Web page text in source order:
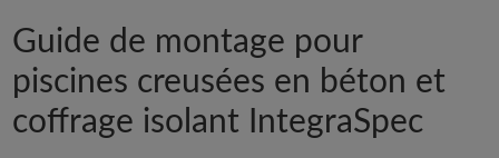
Guide de montage pour
piscines creusées en béton et
coffrage isolant IntegraSpec